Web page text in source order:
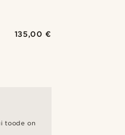
135,00 €
toode on